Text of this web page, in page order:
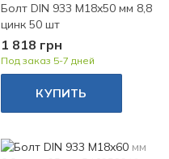
Болт DIN 933 M18x50 мм 8,8
цинк 50 шт
1 818 грн
Под заказ 5-7 дней
КУПИТЬ